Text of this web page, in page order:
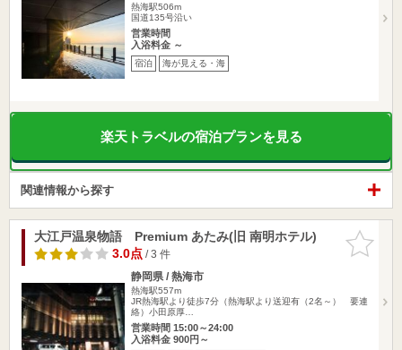
熱海駅506m
国道135号沿い
営業時間
入浴料金 ～
宿泊 海が見える・海
楽天トラベルの宿泊プランを見る
関連情報から探す
お気に入
りに追加
大江戸温泉物語 Premium あたみ(旧 南明ホテル)
3.0点/ 3 件
静岡県 / 熱海市
熱海駅557m
JR熱海駅より徒歩7分（熱海駅より送迎有（2名～） 要連
絡）小田原厚…
営業時間 15:00～24:00
入浴料金 900円～